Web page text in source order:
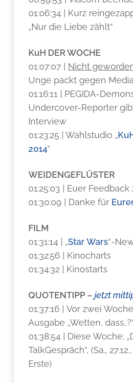
01:06:34 | Kurz
„Nur die Liebe zählt“
KuH DER WOCHE
01:07:07 | Nicht
Unge packt gegen
01:16:11 | PEGIDA-
Undercover-Reporter
Interview
01:23:25 | Wahlstudio „
2014“
WEIDENGEFLÜSTER
01:25:03 | Euer
01:30:09 | Danke für
FILM
01:31:14 | „Star Wars“-
01:32:56 | Kinocharts
01:34:32 | Kinostarts
QUOTENTIPP –jetzt
01:37:16 | Vor zwei
Ausgabe „Wetten,
01:38:54 | Diese Woche:
TalkGespräch“, (Sa.,
Erste)